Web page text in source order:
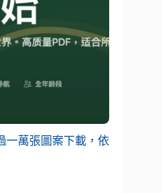
一萬張圖案下載，依